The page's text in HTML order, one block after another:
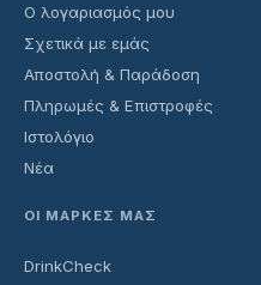
Ο λογαριασμός μου
Σχετικά με εμάς
Αποστολή & Παράδοση
Πληρωμές & Επιστροφές
Ιστολόγιο
Νέα
ΟΙ ΜΆΡΚΕΣ ΜΑΣ
DrinkCheck